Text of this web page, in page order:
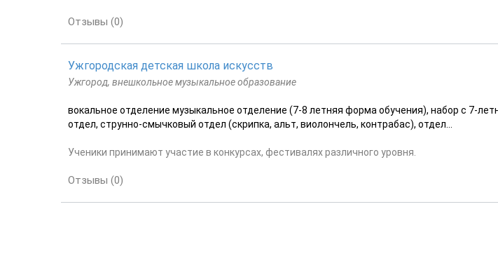
Отзывы (0)
Ужгородская детская школа искусств
Ужгород, внешкольное музыкальное образование
вокальное отделение музыкальное отделение (7-8 летняя форма обучения), набор с 7-
отдел, струнно-смычковый отдел (скрипка, альт, виолончель, контрабас), отдел...
Ученики принимают участие в конкурсах, фестивалях различного уровня.
Отзывы (0)